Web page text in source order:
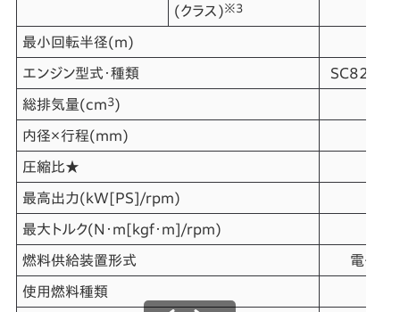
(クラス)※3
最小回転半径(m)
エンジン型式・種類 SC82E・
総排気量(cm3)
内径×行程(mm)
圧縮比★
最高出力(kW[PS]/rpm)
最大トルク(N・m[kgf・m]/rpm)
燃料供給装置形式 電子式
使用燃料種類